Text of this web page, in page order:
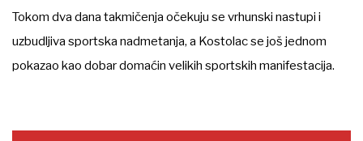
Tokom dva dana takmičenja očekuju se vrhunski nastupi i
uzbudljiva sportska nadmetanja, a Kostolac se još jednom
pokazao kao dobar domaćin velikih sportskih manifestacija.